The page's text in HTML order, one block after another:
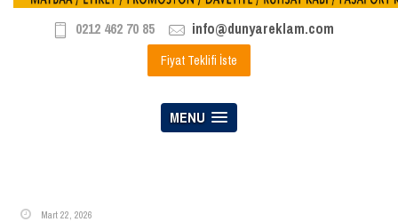
0212 462 70 85 info@dunyareklam.com
Fiyat Teklifi İste
MENU
Mart 22, 2026